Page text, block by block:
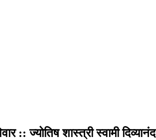
:: ज्योतिष शास्त्री स्वामी